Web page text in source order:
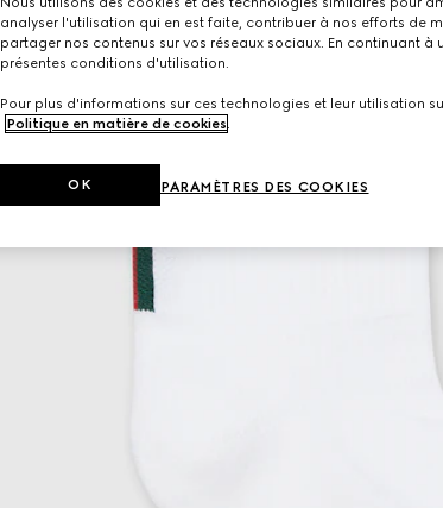
analyser l'utilisation qui en est faite, contribuer à nos efforts de
partager nos contenus sur vos réseaux sociaux. En continuant à
présentes conditions d'utilisation.
Pour plus d'informations sur ces technologies et leur utilisation
Politique en matière de cookies.
PARAMÈTRES DES COOKIES
OK